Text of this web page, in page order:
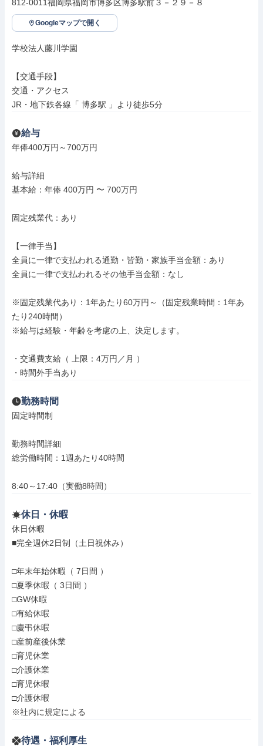
812-0011福岡県福岡市博多区博多駅前３－２９－８
Googleマップで開く
学校法人藤川学園
【交通手段】
交通・アクセス
JR・地下鉄各線「 博多駅 」より徒歩5分
給与
年俸400万円～700万円
給与詳細
基本給：年俸 400万円 〜 700万円
固定残業代：あり
【一律手当】
全員に一律で支払われる通勤・皆勤・家族手当金額：あり
全員に一律で支払われるその他手当金額：なし
※固定残業代あり：1年あたり60万円～（固定残業時間：1年あ
たり240時間）
※給与は経験・年齢を考慮の上、決定します。
・交通費支給（ 上限：4万円／月 ）
・時間外手当あり
勤務時間
固定時間制
勤務時間詳細
総労働時間：1週あたり40時間
8:40～17:40（実働8時間）
休日・休暇
休日休暇
■完全週休2日制（土日祝休み）
□年末年始休暇（ 7日間 ）
□夏季休暇（ 3日間 ）
□GW休暇
□有給休暇
□慶弔休暇
□産前産後休業
□育児休業
□介護休業
□育児休暇
□介護休暇
※社内に規定による
待遇・福利厚生